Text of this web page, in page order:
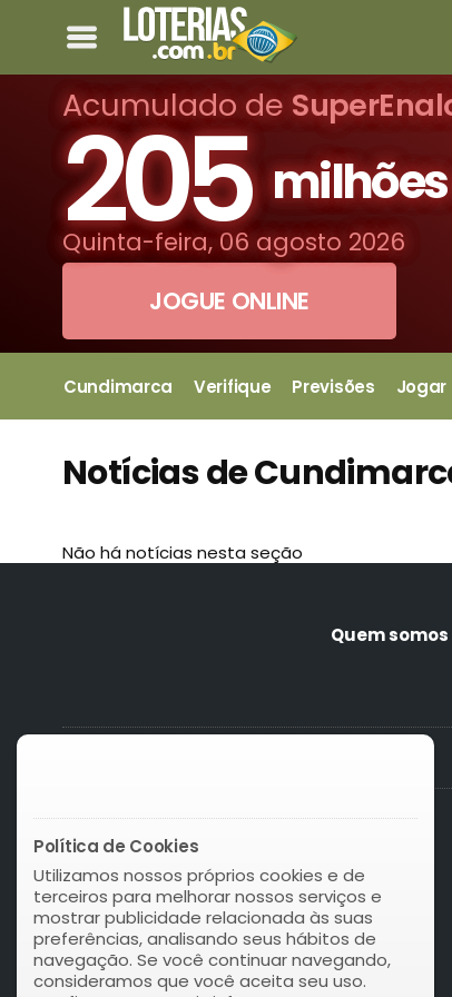
Acumulado de
205
Quinta-feira, 06 agosto 2026
JOGUE ONLINE
Cundimarca Verifique Previsões Jogar
Notícias de
Não há notícias nesta seção
Quem somos
Política de Cookies
Utilizamos nossos próprios cookies e de
terceiros para melhorar nossos serviços e
mostrar publicidade relacionada às suas
preferências, analisando seus hábitos de
navegação. Se você continuar navegando,
consideramos que você aceita seu uso.